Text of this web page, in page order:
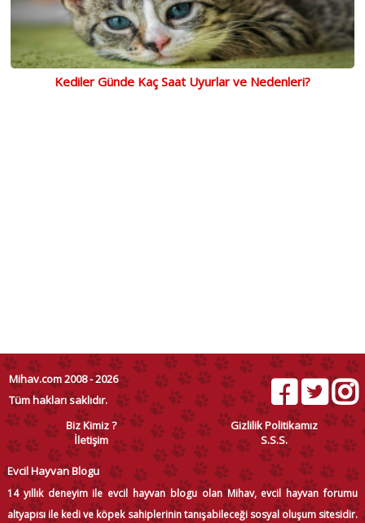
Kediler Günde Kaç Saat Uyurlar ve Nedenleri?
Mihav.com 2008 - 2026
Tüm hakları saklıdır.
Biz Kimiz ?
Gizlilik Politikamız
İletişim
S.S.S.
Evcil Hayvan Blogu
14 yıllık deneyim ile evcil hayvan blogu olan Mihav, evcil hayvan forumu
altyapısı ile kedi ve köpek sahiplerinin tanışabileceği sosyal oluşum sitesidir.